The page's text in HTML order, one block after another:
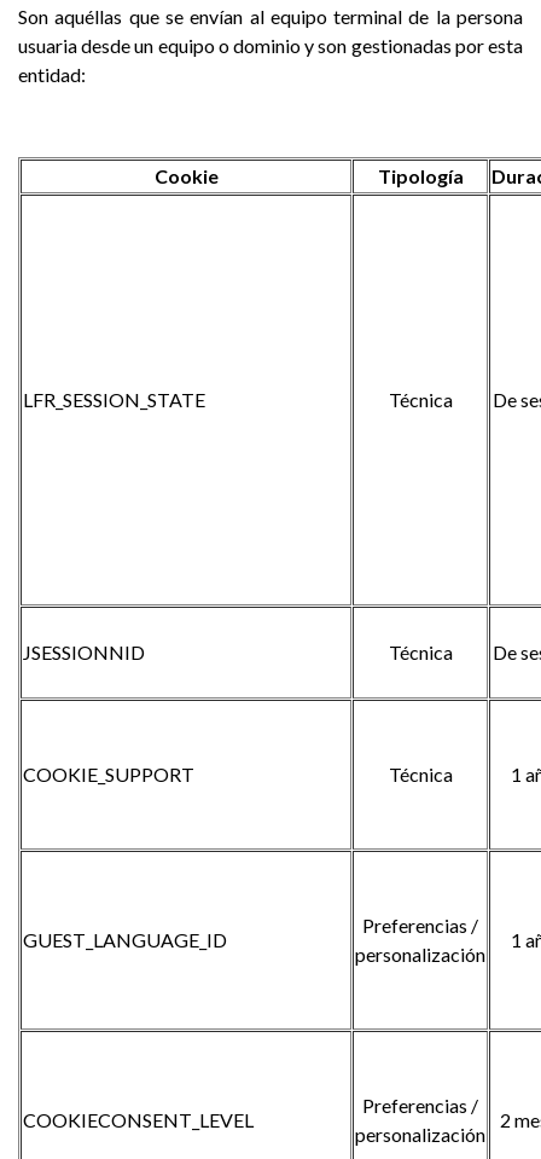
Son aquéllas que se envían al equipo terminal de la persona
usuaria desde un equipo o dominio y son gestionadas por esta
entidad:
Cookie Tipología
LFR_SESSION_STATE Técnica De
JSESSIONNID Técnica De
COOKIE_SUPPORT Técnica 1
GUEST_LANGUAGE_ID
Preferencias /
personalización
1
COOKIECONSENT_LEVEL
Preferencias /
personalización
2